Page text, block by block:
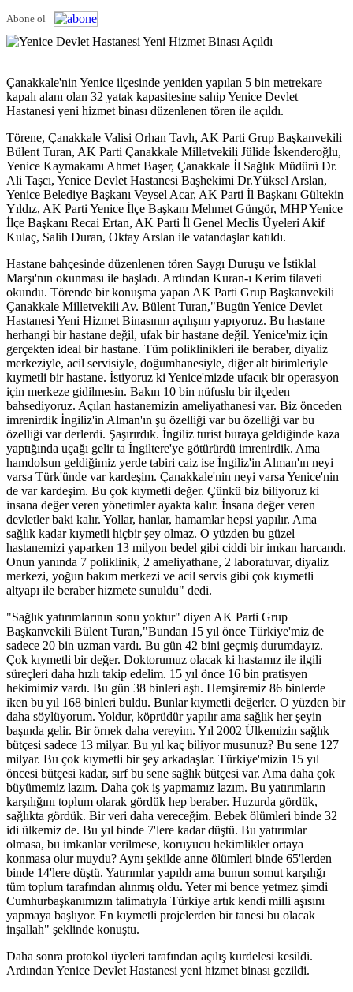
Abone ol
Çanakkale'nin Yenice ilçesinde yeniden yapılan 5 bin metrekare
kapalı alanı olan 32 yatak kapasitesine sahip Yenice Devlet
Hastanesi yeni hizmet binası düzenlenen tören ile açıldı.
Törene, Çanakkale Valisi Orhan Tavlı, AK Parti Grup Başkanvekili
Bülent Turan, AK Parti Çanakkale Milletvekili Jülide İskenderoğlu,
Yenice Kaymakamı Ahmet Başer, Çanakkale İl Sağlık Müdürü Dr.
Ali Taşcı, Yenice Devlet Hastanesi Başhekimi Dr.Yüksel Arslan,
Yenice Belediye Başkanı Veysel Acar, AK Parti İl Başkanı Gültekin
Yıldız, AK Parti Yenice İlçe Başkanı Mehmet Güngör, MHP Yenice
İlçe Başkanı Recai Ertan, AK Parti İl Genel Meclis Üyeleri Akif
Kulaç, Salih Duran, Oktay Arslan ile vatandaşlar katıldı.
Hastane bahçesinde düzenlenen tören Saygı Duruşu ve İstiklal
Marşı'nın okunması ile başladı. Ardından Kuran-ı Kerim tilaveti
okundu. Törende bir konuşma yapan AK Parti Grup Başkanvekili
Çanakkale Milletvekili Av. Bülent Turan,"Bugün Yenice Devlet
Hastanesi Yeni Hizmet Binasının açılışını yapıyoruz. Bu hastane
herhangi bir hastane değil, ufak bir hastane değil. Yenice'miz için
gerçekten ideal bir hastane. Tüm poliklinikleri ile beraber, diyaliz
merkeziyle, acil servisiyle, doğumhanesiyle, diğer alt birimleriyle
kıymetli bir hastane. İstiyoruz ki Yenice'mizde ufacık bir operasyon
için merkeze gidilmesin. Bakın 10 bin nüfuslu bir ilçeden
bahsediyoruz. Açılan hastanemizin ameliyathanesi var. Biz önceden
imrenirdik İngiliz'in Alman'ın şu özelliği var bu özelliği var bu
özelliği var derlerdi. Şaşırırdık. İngiliz turist buraya geldiğinde kaza
yaptığında uçağı gelir ta İngiltere'ye götürürdü imrenirdik. Ama
hamdolsun geldiğimiz yerde tabiri caiz ise İngiliz'in Alman'ın neyi
varsa Türk'ünde var kardeşim. Çanakkale'nin neyi varsa Yenice'nin
de var kardeşim. Bu çok kıymetli değer. Çünkü biz biliyoruz ki
insana değer veren yönetimler ayakta kalır. İnsana değer veren
devletler baki kalır. Yollar, hanlar, hamamlar hepsi yapılır. Ama
sağlık kadar kıymetli hiçbir şey olmaz. O yüzden bu güzel
hastanemizi yaparken 13 milyon bedel gibi ciddi bir imkan harcandı.
Onun yanında 7 poliklinik, 2 ameliyathane, 2 laboratuvar, diyaliz
merkezi, yoğun bakım merkezi ve acil servis gibi çok kıymetli
altyapı ile beraber hizmete sunuldu" dedi.
"Sağlık yatırımlarının sonu yoktur" diyen AK Parti Grup
Başkanvekili Bülent Turan,"Bundan 15 yıl önce Türkiye'miz de
sadece 20 bin uzman vardı. Bu gün 42 bini geçmiş durumdayız.
Çok kıymetli bir değer. Doktorumuz olacak ki hastamız ile ilgili
süreçleri daha hızlı takip edelim. 15 yıl önce 16 bin pratisyen
hekimimiz vardı. Bu gün 38 binleri aştı. Hemşiremiz 86 binlerde
iken bu yıl 168 binleri buldu. Bunlar kıymetli değerler. O yüzden bir
daha söylüyorum. Yoldur, köprüdür yapılır ama sağlık her şeyin
başında gelir. Bir örnek daha vereyim. Yıl 2002 Ülkemizin sağlık
bütçesi sadece 13 milyar. Bu yıl kaç biliyor musunuz? Bu sene 127
milyar. Bu çok kıymetli bir şey arkadaşlar. Türkiye'mizin 15 yıl
öncesi bütçesi kadar, sırf bu sene sağlık bütçesi var. Ama daha çok
büyümemiz lazım. Daha çok iş yapmamız lazım. Bu yatırımların
karşılığını toplum olarak gördük hep beraber. Huzurda gördük,
sağlıkta gördük. Bir veri daha vereceğim. Bebek ölümleri binde 32
idi ülkemiz de. Bu yıl binde 7'lere kadar düştü. Bu yatırımlar
olmasa, bu imkanlar verilmese, koruyucu hekimlikler ortaya
konmasa olur muydu? Aynı şekilde anne ölümleri binde 65'lerden
binde 14'lere düştü. Yatırımlar yapıldı ama bunun somut karşılığı
tüm toplum tarafından alınmış oldu. Yeter mi bence yetmez şimdi
Cumhurbaşkanımızın talimatıyla Türkiye artık kendi milli aşısını
yapmaya başlıyor. En kıymetli projelerden bir tanesi bu olacak
inşallah" şeklinde konuştu.
Daha sonra protokol üyeleri tarafından açılış kurdelesi kesildi.
Ardından Yenice Devlet Hastanesi yeni hizmet binası gezildi.